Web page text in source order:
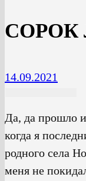
СОРОК
14.09.2021
Да, да прошло
когда я
родного села
меня не